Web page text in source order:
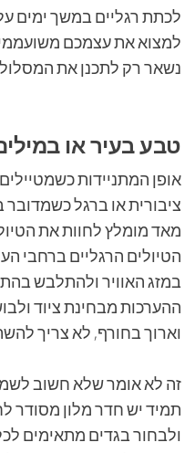
לכתת רגליים במשך ימים
למצוא את עצמכם
נשאר רק לתכנן את
טבע בעיר או
אופן המתניידות
ציבורית או ברגל כשמדובר
מאד מומלץ לחוות את
הטיולים הרגליים ברחבי
במזג האוויר ולהתלבש
ההערכות מבחינת ציוד
וארוך בחורף, לא צריך
זה לא אומר שלא חשוב
תמיד יש חדר מלון מסודר
ולבחור בגדים מתאימים